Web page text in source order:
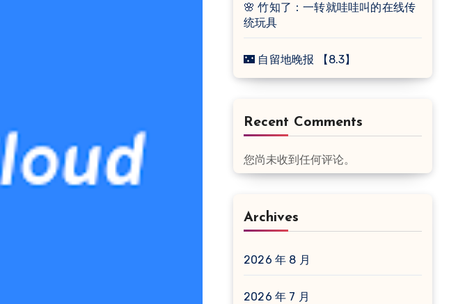
🌸 竹知了：一转就哇哇叫的在线传
统玩具
🌃 自留地晚报 【8.3】
Recent Comments
您尚未收到任何评论。
Archives
2026 年 8 月
2026 年 7 月